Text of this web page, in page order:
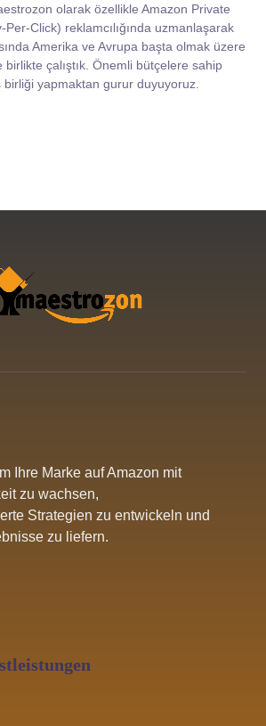
olarak özellikle Amazon Private
Click) reklamcılığında uzmanlaşarak
Amerika ve Avrupa başta olmak üzere
birlikte çalıştık. Önemli bütçelere sahip
birliği yapmaktan gurur duyuyoruz.
Ihre Marke auf Amazon mit
zu wachsen,
Strategien zu entwickeln und
zu liefern.